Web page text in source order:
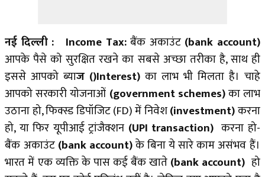
नई दिल्ली : Income Tax: बैंक अकाउंट (bank account)
आपके पैसे को सुरक्षित रखने का सबसे अच्छा तरीका है, साथ ही
इससे आपको ब्याज ()Interest) का लाभ भी मिलता है। चाहे
आपको सरकारी योजनाओं (government schemes)का लाभ
उठाना हो, फिक्स्ड डिपॉजिट (FD) में निवेश(investment)करना
हो, या फिर यूपीआई ट्रांजैक्शन (UPI transaction) करना हो-
बैंक अकाउंट(bank account)के बिना ये सारे काम असंभव हैं।
भारत में एक व्यक्ति के पास कई बैंक खाते(bank account) हो